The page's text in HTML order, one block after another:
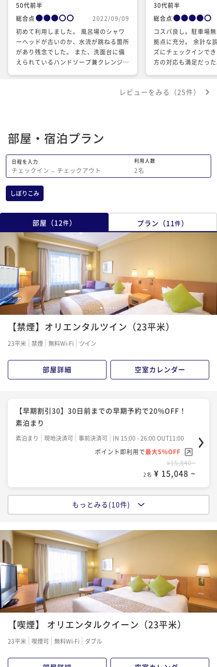
50代前半
総合点
2022/09/09
初めて利用しました。 風呂場のシャワ
ーヘッドが古いのか、水流が跳ねる箇所
があり残念でした。 また、洗面台に備
えられているハンドソープ兼クレンジン
その他は、お部屋も広くてくつろげまし
30代前半
総合点
コスパ良し。駐車場
拠点に充分。 余計な
ズにチェックインで
方の対応も満足だっ
がとうございます。
レビューをみる（25件）
部屋・宿泊プラン
日程を入力
チェックイン − チェックアウト
利用人数
2名
しぼりこみ
部屋 （12件） プラン （11 件）
12 3 4 5 6
【禁煙】オリエンタルツイン（23平米）
23平米 禁煙 無料Wi-Fi ツイン
部屋詳細 空室カレンダー
【早期割引30】30日前までの早期予約で20%OFF！
素泊まり
素泊まり 現地決済可 事前決済可
IN 15:00 - 26:00 OUT11:00
ポイント即利用で最大5％OFF
¥15,840~
2名 ¥ 15,048 ~
【早割60】60日前までの早期予約で25%OFF！ 素泊
素泊まり 現地決済可 事前決済可
IN 15:00 - 26:00 OUT11:00
ポイント即利用で
【フレキシブルレート】大阪なんばStay■ 素泊ま
り 全室23平米以上の広さ☆
¥19,800~
もっとみる(10件)
23456
【喫煙】 オリエンタルクイーン（23平米）
23平米 喫煙可 無料Wi-Fi ダブル